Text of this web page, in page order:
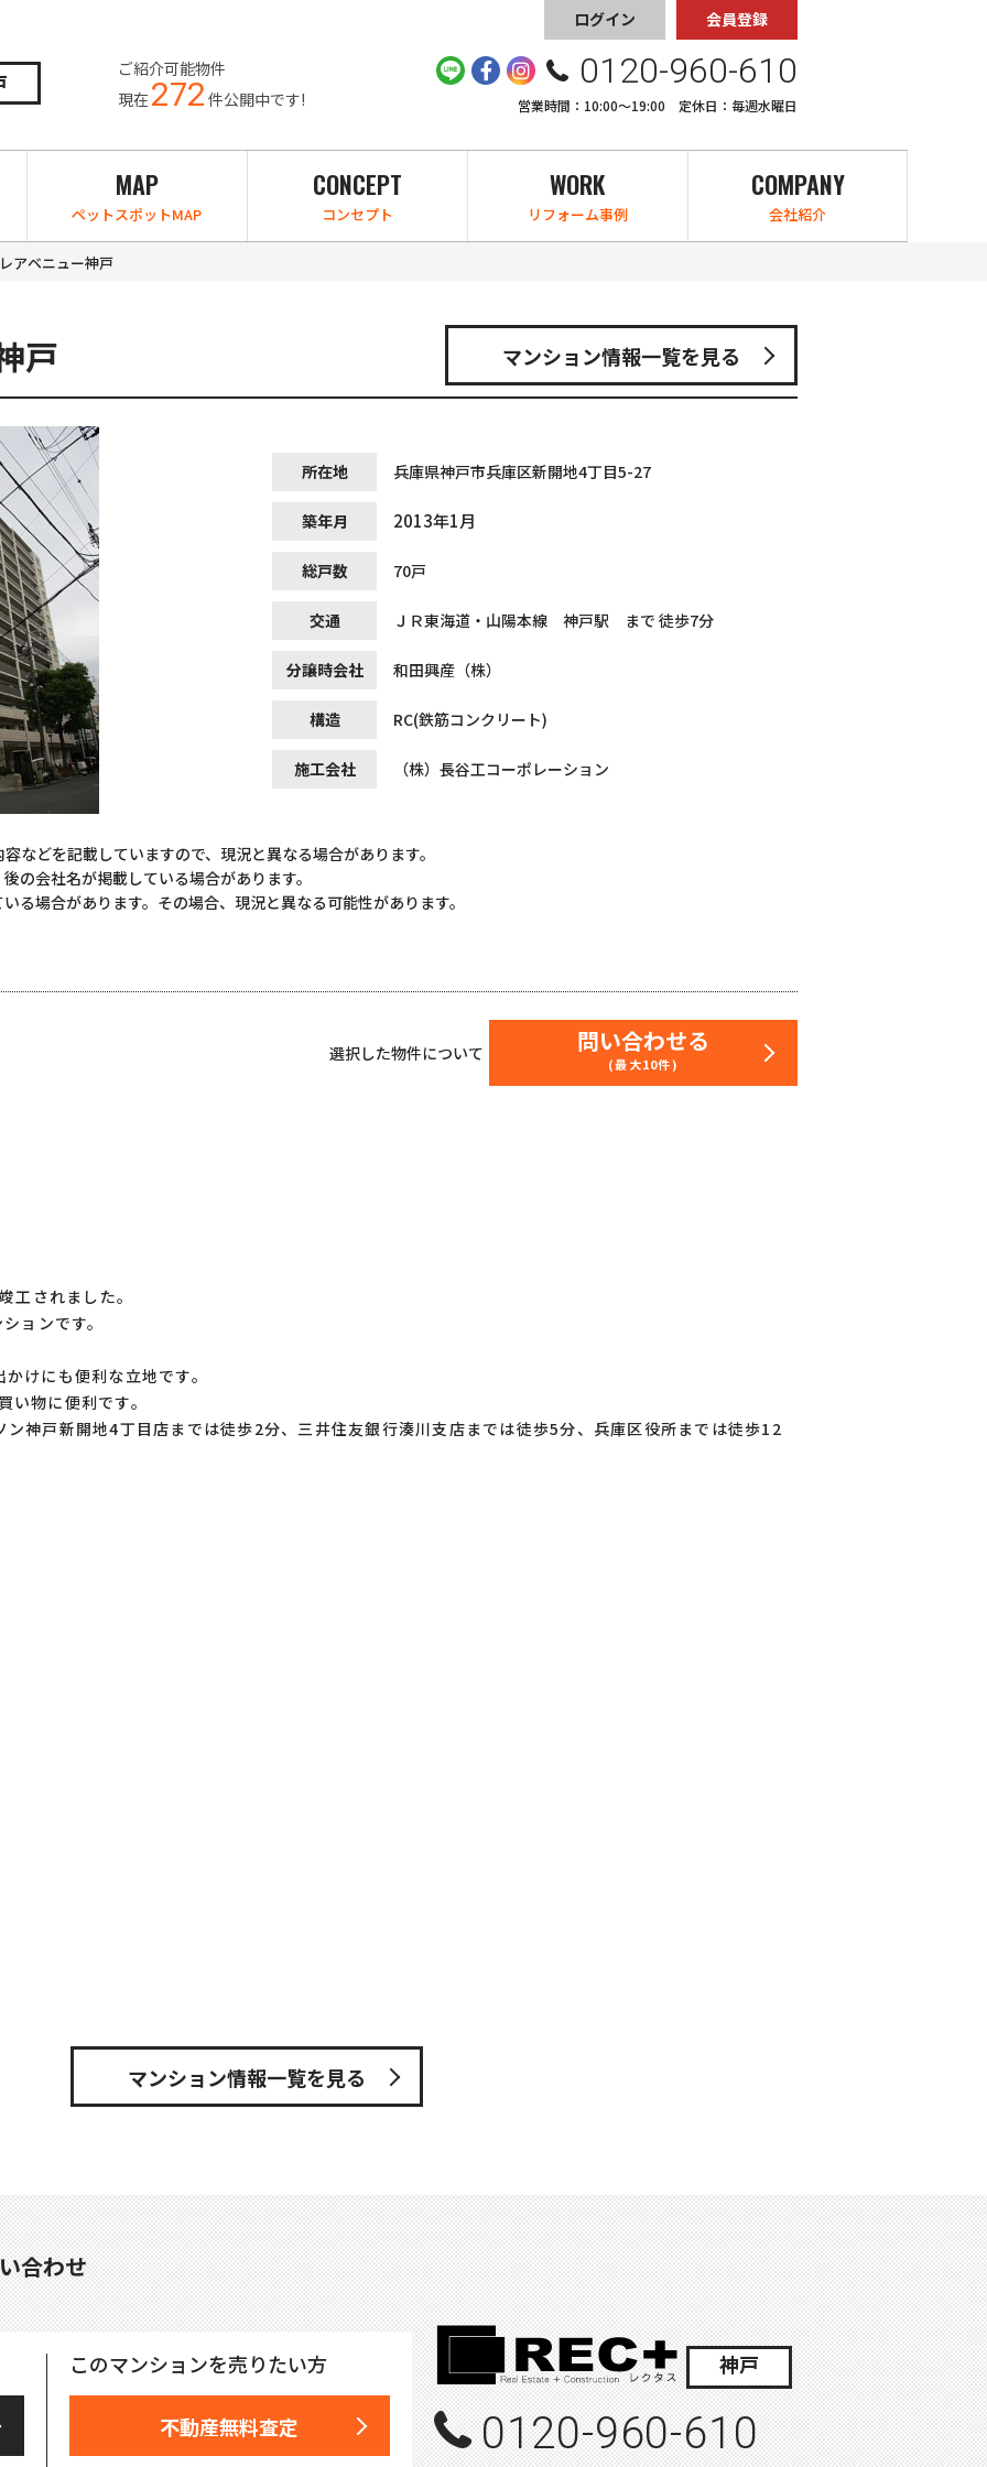
ご紹介可能物件
現在272 件公開中です!
ログイン 会員登録
0120-960-610
営業時間：10:00〜19:00 定休日：毎週水曜日
MAP
ペットスポットMAP
CONCEPT
コンセプト
WORK
リフォーム事例
COMPANY
会社紹介
アベニュー神戸
戸 マンション情報一覧を見る
所在地 兵庫県神戸市兵庫区新開地4丁目5-27
築年月 2013年1月
総戸数 70戸
交通 ＪＲ東海道・山陽本線 神戸駅 まで 徒歩7分
分譲時会社 和田興産（株）
構造 RC(鉄筋コンクリート)
施工会社 （株）長谷工コーポレーション
どを記載していますので、現況と異なる場合があります。
の会社名が掲載している場合があります。
場合があります。その場合、現況と異なる可能性があります。
選択した物件について 問い合わせる
(最大10件)
工されました。
ョンです。
けにも便利な立地です。
物に便利です。
神戸新開地4丁目店までは徒歩2分、三井住友銀行湊川支店までは徒歩5分、兵庫区役所までは徒歩12
マンション情報一覧を見る
合わせ
このマンションを売りたい方
不動産無料査定
神戸
0120-960-610